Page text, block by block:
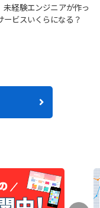
未経験エンジニアが作っ
ービスいくらになる？